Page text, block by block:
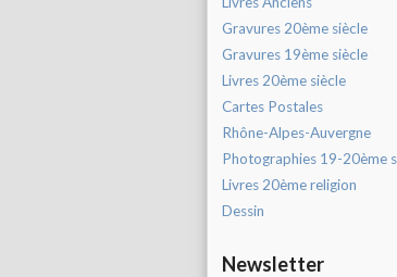
Gravures 20ème siècle
Gravures 19ème siècle
Livres 20ème siècle
Cartes Postales
Rhône-Alpes-Auvergne
Photographies 19-20ème
Livres 20ème religion
Dessin
Newsletter